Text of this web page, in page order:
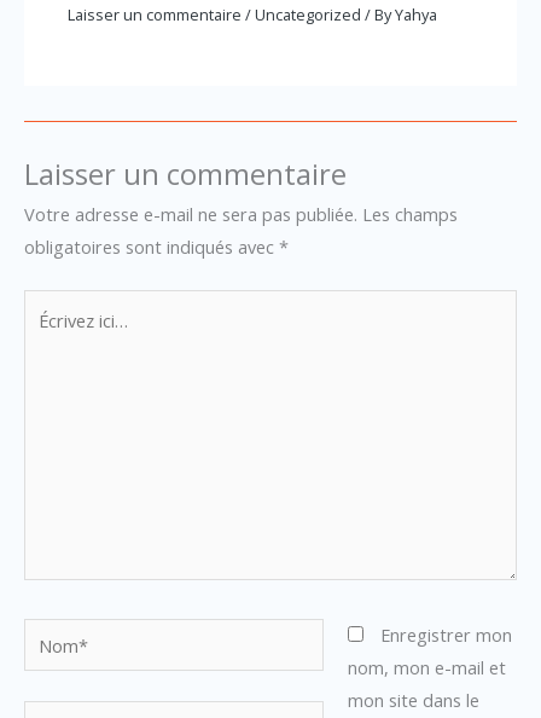
Laisser un commentaire /Uncategorized / ByYahya
Laisser un commentaire
Votre adresse e-mail ne sera pas publiée. Les champs
obligatoires sont indiqués avec *
Enregistrer mon
nom, mon e-mail et
mon site dans le